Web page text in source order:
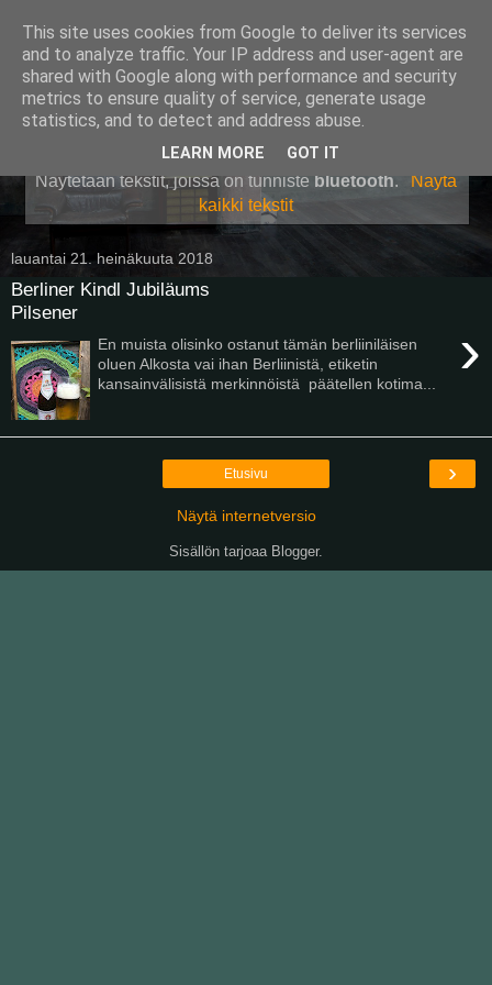
Pullollinen
Näytetään tekstit, joissa on tunniste bluetooth.
Näytä
kaikki tekstit
lauantai 21. heinäkuuta 2018
Berliner Kindl Jubiläums
Pilsener
›
En muista olisinko ostanut tämän berliiniläisen
oluen Alkosta vai ihan Berliinistä, etiketin
kansainvälisistä merkinnöistä päätellen kotima...
›
Etusivu
Näytä internetversio
Sisällön tarjoaa Blogger.
This site uses cookies from Google to deliver its services
and to analyze traffic. Your IP address and user-agent are
shared with Google along with performance and security
metrics to ensure quality of service, generate usage
statistics, and to detect and address abuse.
LEARN MORE GOT IT